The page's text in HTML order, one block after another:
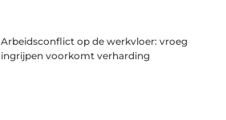
Arbeidsconflict op de werkvloer: vroeg
ingrijpen voorkomt verharding